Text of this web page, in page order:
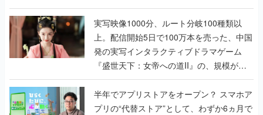
発の実写インタラクティブドラマゲーム
『盛世天下：女帝への道II』の、規模が違
うこだわりをプロデューサーに聞いた
半年でアプリストアをオープン？ スマホア
プリの“代替ストア”として、わずか6ヵ月で
国内向けローンチを行った発見型ストア
『あっぷアリーナ！』仕掛け人に話を聞い
てみた